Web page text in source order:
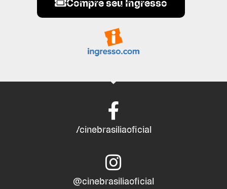
Compre seu Ingresso
/cinebrasiliaoficial
@cinebrasiliaoficial